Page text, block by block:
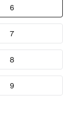
6
7
8
9